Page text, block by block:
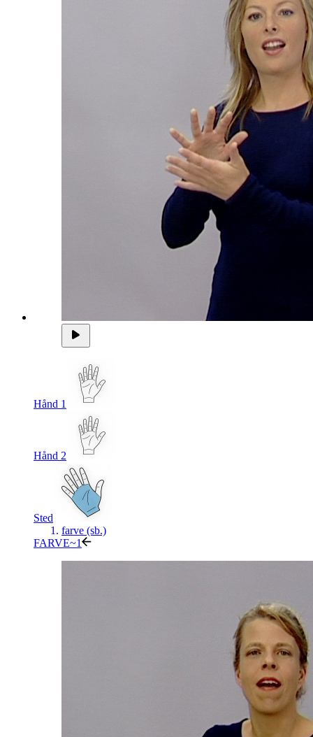
Hånd 1
Hånd 2
Sted
farve (sb.)
FARVE~1